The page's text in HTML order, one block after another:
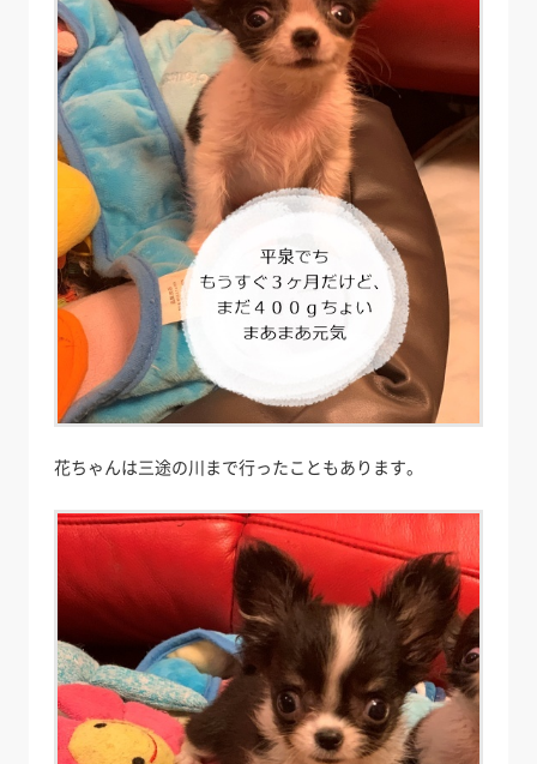
花ちゃんは三途の川まで行ったこともあります。